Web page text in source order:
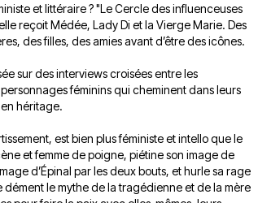
et littéraire ? "Le Cercle des influenceuses
reçoit Médée, Lady Di et la Vierge Marie. Des
des filles, des amies avant d’être des icônes.
sur des interviews croisées entre les
féminins qui cheminent dans leurs
héritage.
est bien plus féministe et intello que le
et femme de poigne, piétine son image de
d’Épinal par les deux bouts, et hurle sa rage
le mythe de la tragédienne et de la mère